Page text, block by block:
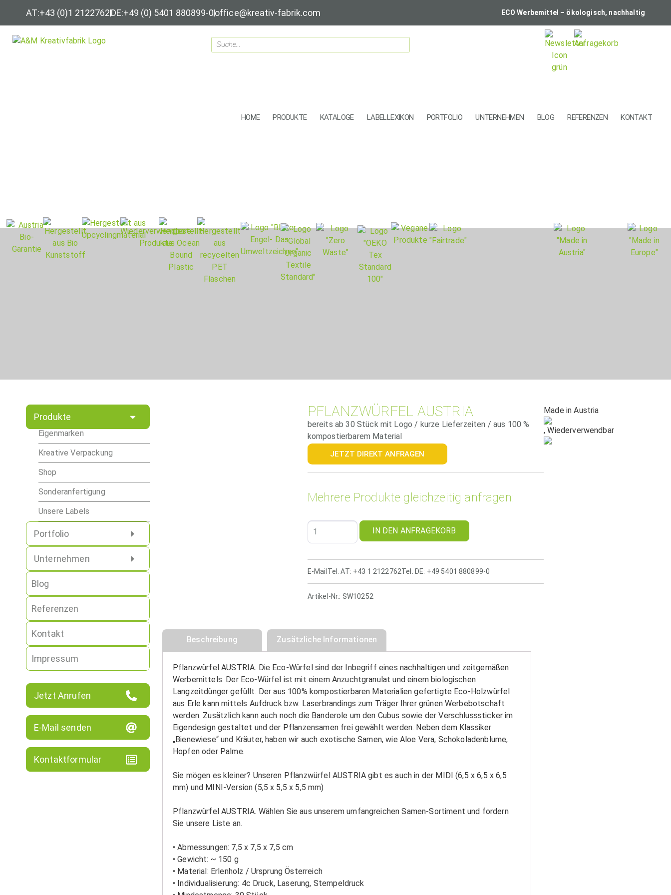
AT:+43 (0)1 2122762DE:+49 (0) 5401 880899-0office@kreativ-fabrik.com ECO Werbemittel – ökologisch, nachhaltig
HOME PRODUKTE KATALOGE LABELLEXIKON PORTFOLIO UNTERNEHMEN BLOG REFERENZEN KONTAKT
Produkte
Eigenmarken
Kreative Verpackung
Shop
Sonderanfertigung
Unsere Labels
Portfolio
Unternehmen
Blog
Referenzen
Kontakt
Impressum
Jetzt Anrufen
E-Mail senden
Kontaktformular
PFLANZWÜRFEL AUSTRIA
bereits ab 30 Stück mit Logo / kurze Lieferzeiten / aus 100 %
kompostierbarem Material
JETZT DIREKT ANFRAGEN
Mehrere Produkte gleichzeitig anfragen:
IN DEN ANFRAGEKORB
E-Mail Tel. AT: +43 1 2122762Tel. DE: +49 5401 880899-0
Artikel-Nr.: SW10252
Beschreibung Zusätzliche Informationen
Pflanzwürfel AUSTRIA. Die Eco-Würfel sind der Inbegriff eines nachhaltigen und zeitgemäßen
Werbemittels. Der Eco-Würfel ist mit einem Anzuchtgranulat und einem biologischen
Langzeitdünger gefüllt. Der aus 100% kompostierbaren Materialien gefertigte Eco-Holzwürfel
aus Erle kann mittels Aufdruck bzw. Laserbrandings zum Träger Ihrer grünen Werbebotschaft
werden. Zusätzlich kann auch noch die Banderole um den Cubus sowie der Verschlusssticker im
Eigendesign gestaltet und der Pflanzensamen frei gewählt werden. Neben dem Klassiker
„Bienewiese“ und Kräuter, haben wir auch exotische Samen, wie Aloe Vera, Schokoladenblume,
Hopfen oder Palme.
Sie mögen es kleiner? Unseren Pflanzwürfel AUSTRIA gibt es auch in der MIDI (6,5 x 6,5 x 6,5
mm) und MINI-Version (5,5 x 5,5 x 5,5 mm)
Pflanzwürfel AUSTRIA. Wählen Sie aus unserem umfangreichen Samen-Sortiment und fordern
Sie unsere Liste an.
• Abmessungen: 7,5 x 7,5 x 7,5 cm
• Gewicht: ~ 150 g
• Material: Erlenholz / Ursprung Österreich
• Individualisierung: 4c Druck, Laserung, Stempeldruck
Made in Austria
, Wiederverwendbar